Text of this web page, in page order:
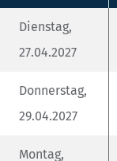
Dienstag,
27.04.2027
Donnerstag,
29.04.2027
Montag,